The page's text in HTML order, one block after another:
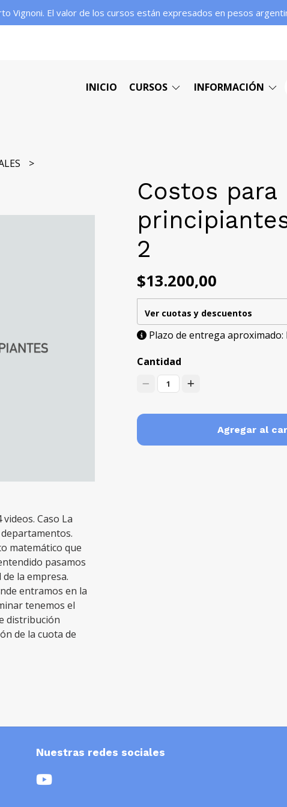
Vignoni. El valor de los cursos están expresados en pesos
INICIO CURSOS INFORMACIÓN
Caso La
matemático que
pasamos
la empresa.
entramos en la
tenemos el
distribución
de la cuota de
Costos para
2
$13.200,00
Ver cuotas y descuentos
Plazo de entrega aproximado:
Cantidad
1
Agregar al
Nuestras redes sociales